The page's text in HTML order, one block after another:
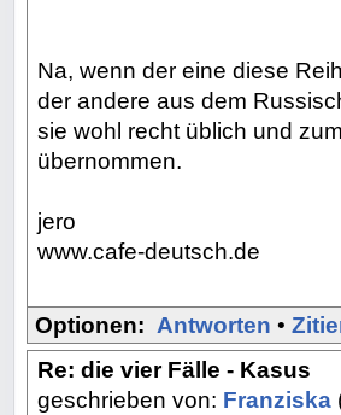
Na, wenn der eine diese
der andere aus dem
sie wohl recht üblich und
übernommen.
jero
www.cafe-deutsch.de
Optionen: Antworten •
Re: die vier Fälle - Kasus
geschrieben von: Franziska